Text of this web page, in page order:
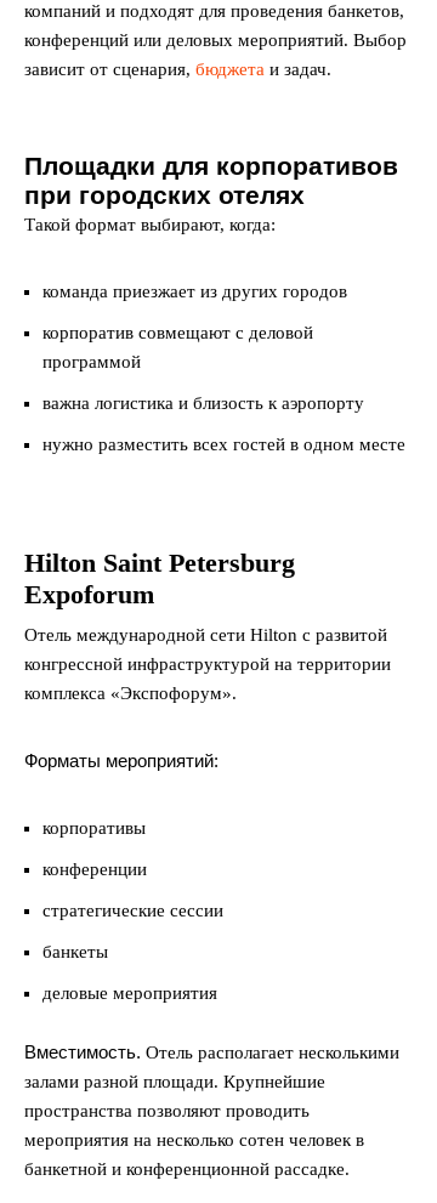
компаний и подходят для проведения банкетов,
конференций или деловых мероприятий. Выбор
зависит от сценария, бюджета и задач.
Площадки для корпоративов
при городских отелях
Такой формат выбирают, когда:
команда приезжает из других городов
корпоратив совмещают с деловой
программой
важна логистика и близость к аэропорту
нужно разместить всех гостей в одном месте
Hilton Saint Petersburg
Expoforum
Отель международной сети Hilton с развитой
конгрессной инфраструктурой на территории
комплекса «Экспофорум».
Форматы мероприятий:
корпоративы
конференции
стратегические сессии
банкеты
деловые мероприятия
Вместимость. Отель располагает несколькими
залами разной площади. Крупнейшие
пространства позволяют проводить
мероприятия на несколько сотен человек в
банкетной и конференционной рассадке.